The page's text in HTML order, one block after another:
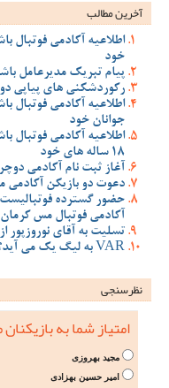
آخرین مطالب
اطلاعیه آکادمی فوتبال
خود
پیام تبریک مدیرعامل
رکوردشکنی های پیاپی
اطلاعیه آکادمی فوتبال
جوانان خود
اطلاعیه آکادمی فوتبال
18 ساله های خود
آغاز ثبت نام آکادمی
دعوت دو بازیکن آکادمی
حضور گسترده
آکادمی فوتبال مس کرمان
تسلیت به آقای
VAR به لیگ یک می آید؟!
نظرسنجی
امتیاز شما به
مجید بهروزی
امیر حسین بهزادی